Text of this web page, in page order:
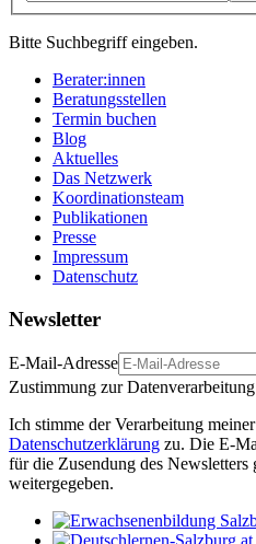
Bitte Suchbegriff eingeben.
Berater:innen
Beratungsstellen
Termin buchen
Blog
Aktuelles
Das Netzwerk
Koordinationsteam
Publikationen
Presse
Impressum
Datenschutz
Newsletter
E-Mail-Adresse
Zustimmung zur Datenverarbeitung
Ich stimme der Verarbeitung
Datenschutzerklärung zu. Die E-
für die Zusendung des
weitergegeben.